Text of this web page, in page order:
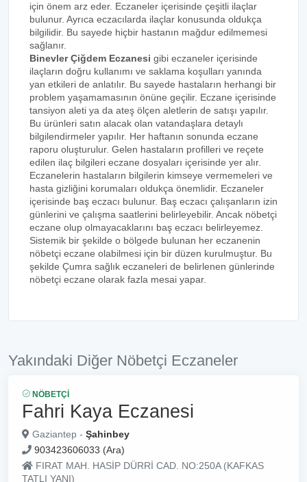
için önem arz eder. Eczaneler içerisinde çeşitli ilaçlar
bulunur. Ayrıca eczacılarda ilaçlar konusunda oldukça
bilgilidir. Bu sayede hiçbir hastanın mağdur edilmemesi
sağlanır.
Binevler Çiğdem Eczanesi gibi eczaneler içerisinde
ilaçların doğru kullanımı ve saklama koşulları yanında
yan etkileri de anlatılır. Bu sayede hastaların herhangi bir
problem yaşamamasının önüne geçilir. Eczane içerisinde
tansiyon aleti ya da ateş ölçen aletlerin de satışı yapılır.
Bu ürünleri satın alacak olan vatandaşlara detaylı
bilgilendirmeler yapılır. Her haftanın sonunda eczane
raporu oluşturulur. Gelen hastaların profilleri ve reçete
edilen ilaç bilgileri eczane dosyaları içerisinde yer alır.
Eczanelerin hastaların bilgilerin kimseye vermemeleri ve
hasta gizliğini korumaları oldukça önemlidir. Eczaneler
içerisinde baş eczacı bulunur. Baş eczacı çalışanların izin
günlerini ve çalışma saatlerini belirleyebilir. Ancak nöbetçi
eczane olup olmayacaklarını baş eczacı belirleyemez.
Sistemik bir şekilde o bölgede bulunan her eczanenin
nöbetçi eczane olabilmesi için bir düzen kurulmuştur. Bu
şekilde Çumra sağlık eczaneleri de belirlenen günlerinde
nöbetçi eczane olarak fazla mesai yapar.
Yakındaki Diğer Nöbetçi Eczaneler
NÖBETÇI
Fahri Kaya Eczanesi
Gaziantep - Şahinbey
903423606033 (Ara)
FIRAT MAH. HASİP DÜRRİ CAD. NO:250A (KAFKAS
TATLI YANI)